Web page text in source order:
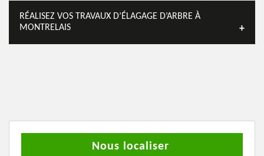
RÉALISEZ VOS TRAVAUX D’ÉLAGAGE D’ARBRE À
MONTRELAIS
Nous localiser